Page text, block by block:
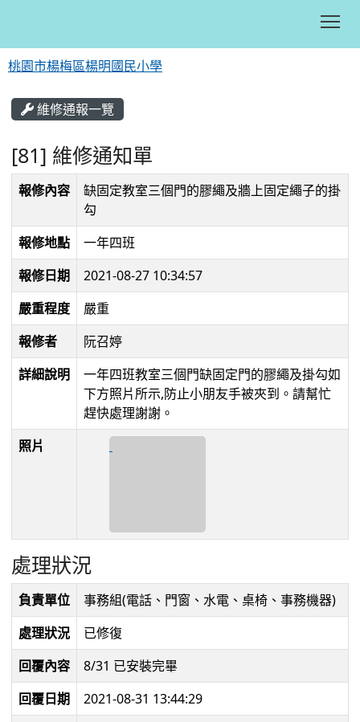
桃園市楊梅區楊明國民小學
維修通報一覽
[81] 維修通知單
報修內容
缺固定教室三個門的膠繩及牆上固定繩子的掛
勾
報修地點
一年四班
報修日期
2021-08-27 10:34:57
嚴重程度
嚴重
報修者
阮召婷
詳細說明
一年四班教室三個門缺固定門的膠繩及掛勾如
下方照片所示,防止小朋友手被夾到。請幫忙
趕快處理謝謝。
照片
處理狀況
負責單位
事務組(電話、門窗、水電、桌椅、事務機器)
處理狀況
已修復
回覆內容
8/31 已安裝完畢
回覆日期
2021-08-31 13:44:29